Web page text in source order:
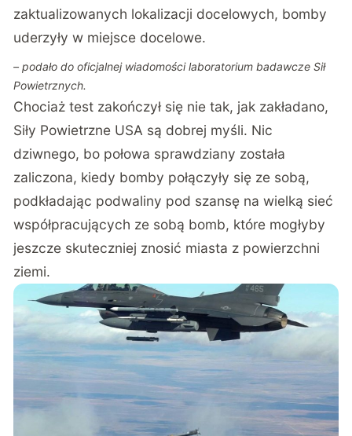
zaktualizowanych lokalizacji docelowych, bomby
uderzyły w miejsce docelowe.
– podało do oficjalnej wiadomościlaboratorium badawcze Sił
Powietrznych.
Chociaż test zakończył się nie tak, jak zakładano,
Siły Powietrzne USA są dobrej myśli. Nic
dziwnego, bo połowa sprawdziany została
zaliczona, kiedy bomby połączyły się ze sobą,
podkładając podwaliny pod szansę na wielką sieć
współpracujących ze sobą bomb, które mogłyby
jeszcze skuteczniej znosić miasta z powierzchni
ziemi.